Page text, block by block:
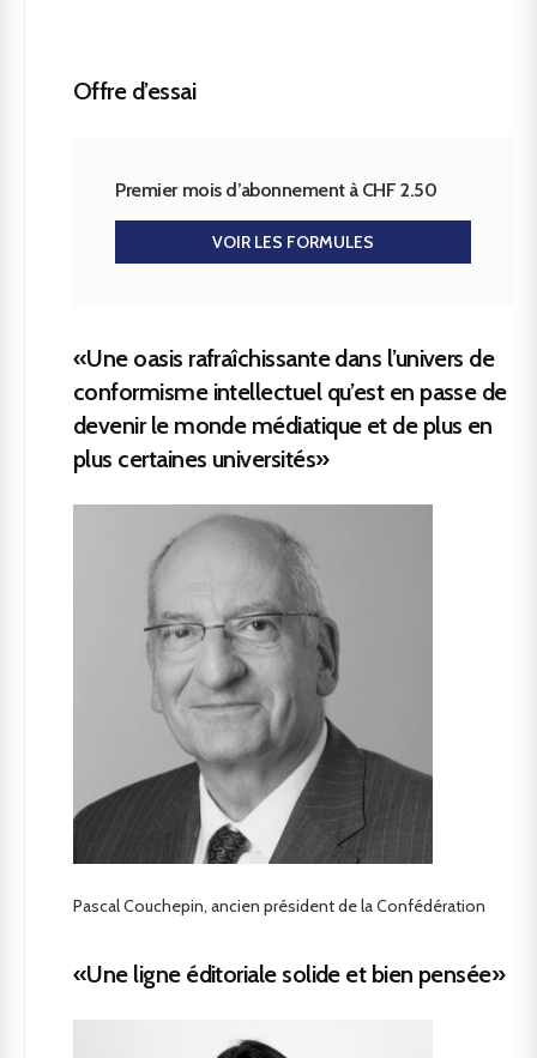
Offre d’essai
Premier mois d’abonnement à CHF 2.50
VOIR LES FORMULES
«Une oasis rafraîchissante dans l’univers de
conformisme intellectuel qu’est en passe de
devenir le monde médiatique et de plus en
plus certaines universités»
Pascal Couchepin, ancien président de la Confédération
«Une ligne éditoriale solide et bien pensée»